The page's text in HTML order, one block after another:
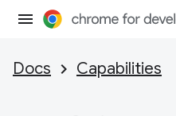
Docs Capabilities